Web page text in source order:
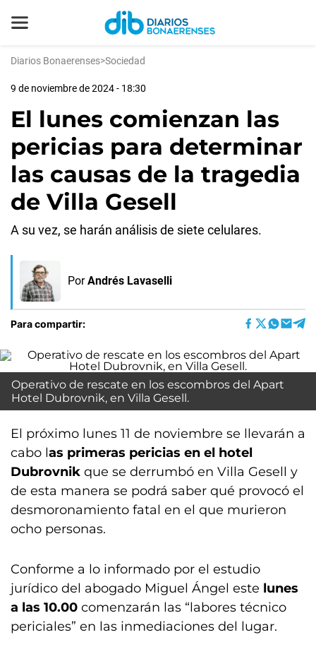
Diarios Bonaerenses>Sociedad
9 de noviembre de 2024 - 18:30
El lunes comienzan las
pericias para determinar
las causas de la tragedia
de Villa Gesell
A su vez, se harán análisis de siete celulares.
Por Andrés Lavaselli
Para compartir:
Operativo de rescate en los escombros del Apart
Hotel Dubrovnik, en Villa Gesell.
El próximo lunes 11 de noviembre se llevarán a
cabo las primeras pericias en el hotel
Dubrovnik que se derrumbó en Villa Gesell y
de esta manera se podrá saber qué provocó el
desmoronamiento fatal en el que murieron
ocho personas.
Conforme a lo informado por el estudio
jurídico del abogado Miguel Ángel este lunes
a las 10.00 comenzarán las “labores técnico
periciales” en las inmediaciones del lugar.